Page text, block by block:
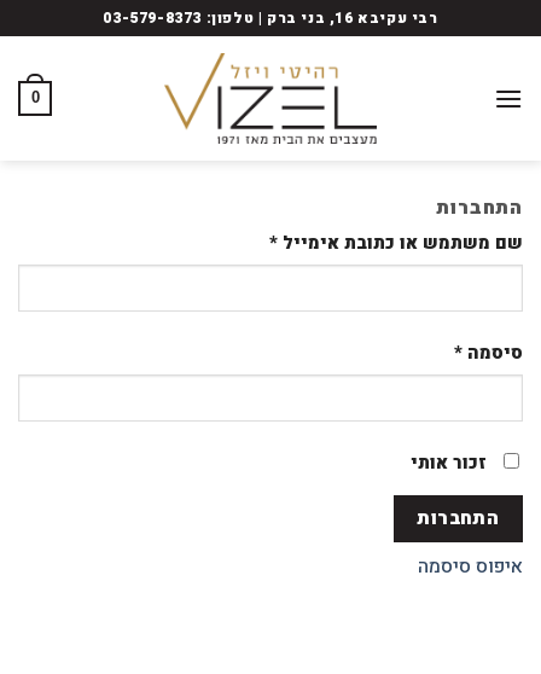
to
רבי עקיבא 16, בני ברק | טלפון: 03-579-8373
0
התחברות
שם משתמש או כתובת אימייל *
סיסמה *
זכור אותי
התחברות
איפוס סיסמה